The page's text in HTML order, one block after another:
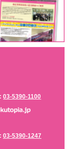
:03-5390-1100
03-5390-1247